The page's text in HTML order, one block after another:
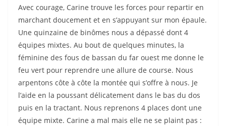
Avec courage, Carine trouve les forces pour repartir en
marchant doucement et en s’appuyant sur mon épaule.
Une quinzaine de binômes nous a dépassé dont 4
équipes mixtes. Au bout de quelques minutes, la
féminine des fous de bassan du far ouest me donne le
feu vert pour reprendre une allure de course. Nous
arpentons côte à côte la montée qui s’offre à nous. Je
l’aide en la poussant délicatement dans le bas du dos
puis en la tractant. Nous reprenons 4 places dont une
équipe mixte. Carine a mal mais elle ne se plaint pas :